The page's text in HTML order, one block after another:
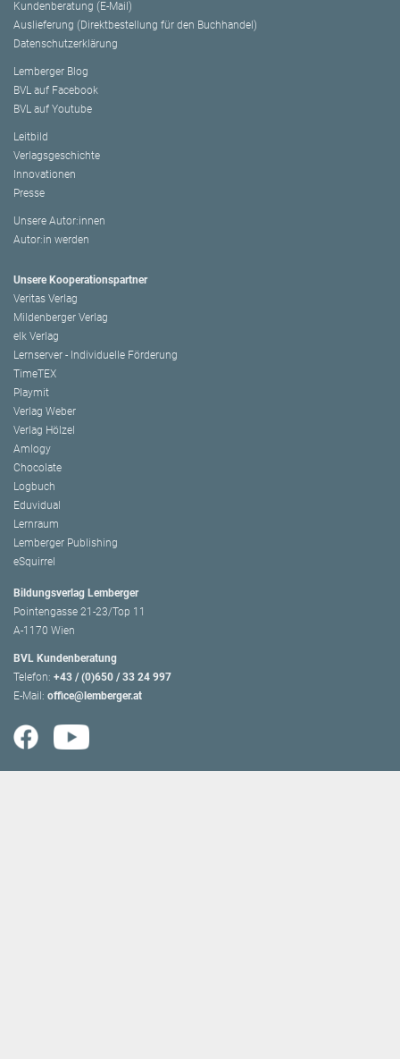
Kundenberatung (E-Mail)
Auslieferung (Direktbestellung für den Buchhandel)
Datenschutzerklärung
Lemberger Blog
BVL auf Facebook
BVL auf Youtube
Leitbild
Verlagsgeschichte
Innovationen
Presse
Unsere Autor:innen
Autor:in werden
Unsere Kooperationspartner
Veritas Verlag
Mildenberger Verlag
elk Verlag
Lernserver - Individuelle Förderung
TimeTEX
Playmit
Verlag Weber
Verlag Hölzel
Amlogy
Chocolate
Logbuch
Eduvidual
Lernraum
Lemberger Publishing
eSquirrel
Bildungsverlag Lemberger
Pointengasse 21-23/Top 11
A-1170 Wien
BVL Kundenberatung
Telefon: +43 / (0)650 / 33 24 997
E-Mail: office@lemberger.at